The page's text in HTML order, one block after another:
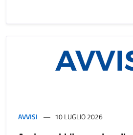
AVVISI 10 LUGLIO 2026